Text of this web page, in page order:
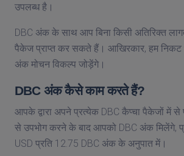
उपलब्ध है।
DBC अंक के साथ आप बिना किसी अतिरिक्त
पैकेज प्राप्त कर सकते हैं। आखिरकार, हम निकट
अंक मोचन विकल्प जोड़ेंगे।
DBC अंक कैसे काम करते हैं?
आपके द्वारा अपने प्रत्येक DBC कैप्चा पैकेजों में से
से उपभोग करने के बाद आपको DBC अंक मिलेंगे,
USD प्रति 12.75 DBC अंक के अनुपात में।